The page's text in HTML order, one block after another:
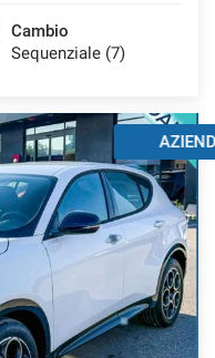
Cambio
Sequenziale (7)
AZIENDALE